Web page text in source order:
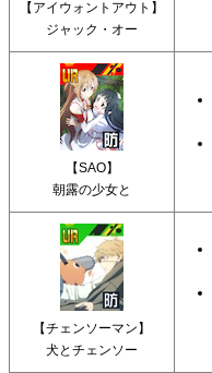
【アイウォントアウト】
ジャック・オー
【SAO】
朝露の少女と
【チェンソーマン】
犬とチェンソー